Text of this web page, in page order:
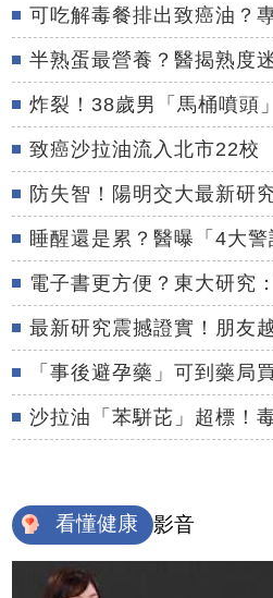
可吃解毒餐排出致癌油？
半熟蛋最營養？醫揭熟度
炸裂！38歲男「馬桶噴頭
致癌沙拉油流入北市22
防失智！陽明交大最新研
睡醒還是累？醫曝「4大
電子書更方便？東大研究
最新研究震撼證實！朋友
「事後避孕藥」可到藥局
沙拉油「苯駢芘」超標！
看懂健康 影音